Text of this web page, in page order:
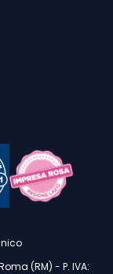
(RM) - P. IVA: